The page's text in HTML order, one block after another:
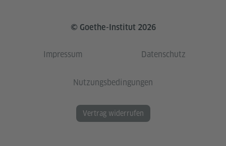
© Goethe-Institut 2026
Impressum Datenschutz
Nutzungsbedingungen
Vertrag widerrufen